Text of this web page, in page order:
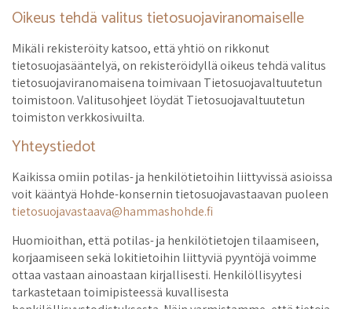
Oikeus tehdä valitus tietosuojaviranomaiselle
Mikäli rekisteröity katsoo, että yhtiö on rikkonut
tietosuojasääntelyä, on rekisteröidyllä oikeus tehdä valitus
tietosuojaviranomaisena toimivaan Tietosuojavaltuutetun
toimistoon. Valitusohjeet löydät Tietosuojavaltuutetun
toimiston verkkosivuilta.
Yhteystiedot
Kaikissa omiin potilas- ja henkilötietoihin liittyvissä asioissa
voit kääntyä Hohde-konsernin tietosuojavastaavan puoleen
tietosuojavastaava@hammashohde.fi
Huomioithan, että potilas- ja henkilötietojen tilaamiseen,
korjaamiseen sekä lokitietoihin liittyviä pyyntöjä voimme
ottaa vastaan ainoastaan kirjallisesti. Henkilöllisyytesi
tarkastetaan toimipisteessä kuvallisesta